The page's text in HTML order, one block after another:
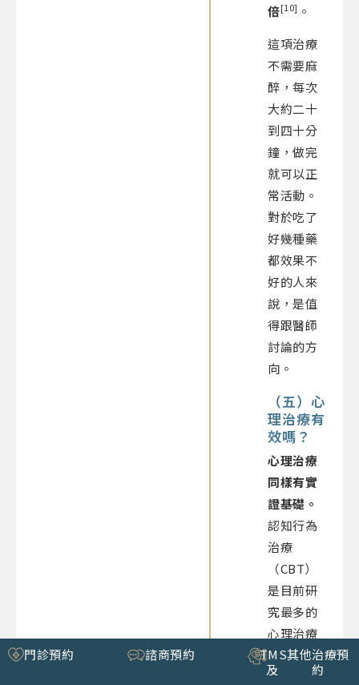
倍[10] 。
這項治療
不需要麻
醉，每次
大約二十
到四十分
鐘，做完
就可以正
常活動。
對於吃了
好幾種藥
都效果不
好的人來
說，是值
得跟醫師
討論的方
向。
（五）心
理治療有
效嗎？
心理治療
同樣有實
證基礎。
認知行為
治療
（CBT）
是目前研
究最多的
心理治療
取向，統
合分析顯
門診預約 諮商預約
TMS
及
其他治療預
約